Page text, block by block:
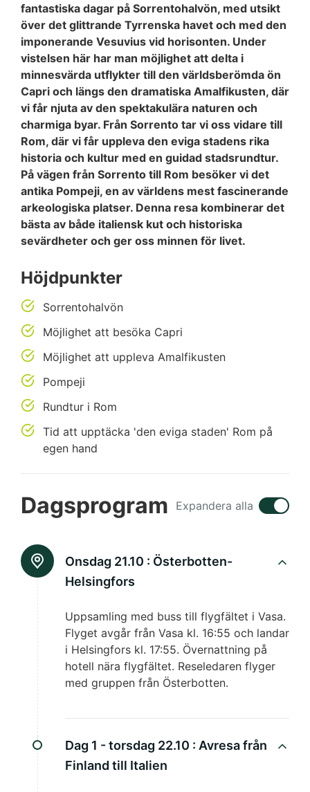
fantastiska dagar på Sorrentohalvön, med utsikt
över det glittrande Tyrrenska havet och med den
imponerande Vesuvius vid horisonten. Under
vistelsen här har man möjlighet att delta i
minnesvärda utflykter till den världsberömda ön
Capri och längs den dramatiska Amalfikusten, där
vi får njuta av den spektakulära naturen och
charmiga byar. Från Sorrento tar vi oss vidare till
Rom, där vi får uppleva den eviga stadens rika
historia och kultur med en guidad stadsrundtur.
På vägen från Sorrento till Rom besöker vi det
antika Pompeji, en av världens mest fascinerande
arkeologiska platser. Denna resa kombinerar det
bästa av både italiensk kut och historiska
sevärdheter och ger oss minnen för livet.
Höjdpunkter
Sorrentohalvön
Möjlighet att besöka Capri
Möjlighet att uppleva Amalfikusten
Pompeji
Rundtur i Rom
Tid att upptäcka 'den eviga staden' Rom på
egen hand
Dagsprogram Expandera alla
Onsdag 21.10 : Österbotten-
Helsingfors
Uppsamling med buss till flygfältet i Vasa.
Flyget avgår från Vasa kl. 16:55 och landar
i Helsingfors kl. 17:55. Övernattning på
hotell nära flygfältet. Reseledaren flyger
med gruppen från Österbotten.
Dag 1 - torsdag 22.10 : Avresa från
Finland till Italien